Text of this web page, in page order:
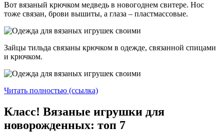
Вот вязаный крючком медведь в новогоднем свитере. Нос
тоже связан, брови вышиты, а глаза – пластмассовые.
Зайцы тильда связаны крючком в одежде, связанной спицами
и крючком.
Читать полностью (ссылка)
Класс! Вязаные игрушки для
новорожденных: топ 7